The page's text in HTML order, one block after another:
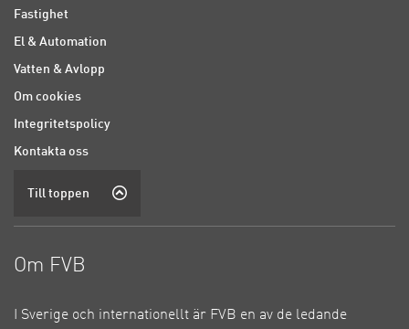
Fastighet
El & Automation
Vatten & Avlopp
Om cookies
Integritetspolicy
Kontakta oss
Till toppen
Om FVB
I Sverige och internationellt är FVB en av de ledande